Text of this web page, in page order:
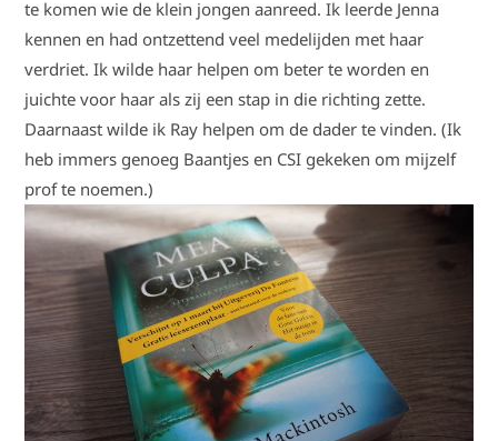
te komen wie de klein jongen aanreed. Ik leerde Jenna
kennen en had ontzettend veel medelijden met haar
verdriet. Ik wilde haar helpen om beter te worden en
juichte voor haar als zij een stap in die richting zette.
Daarnaast wilde ik Ray helpen om de dader te vinden. (Ik
heb immers genoeg Baantjes en CSI gekeken om mijzelf
prof te noemen.)